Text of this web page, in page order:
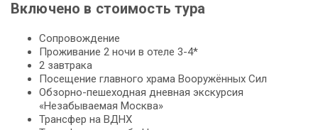
Включено в стоимость тура
Сопровождение
Проживание 2 ночи в отеле 3-4*
2 завтрака
Посещение главного храма Вооружённых Сил
Обзорно-пешеходная дневная экскурсия
«Незабываемая Москва»
Трансфер на ВДНХ